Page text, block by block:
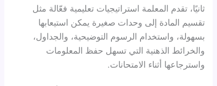
ثانيًا، تقدم المعلمة استراتيجيات تعليمية فعّالة مثل
تقسيم المادة إلى وحدات صغيرة يمكن استيعابها
بسهولة، واستخدام الرسوم التوضيحية، والجداول،
والخرائط الذهنية التي تسهل حفظ المعلومات
واسترجاعها أثناء الامتحانات.